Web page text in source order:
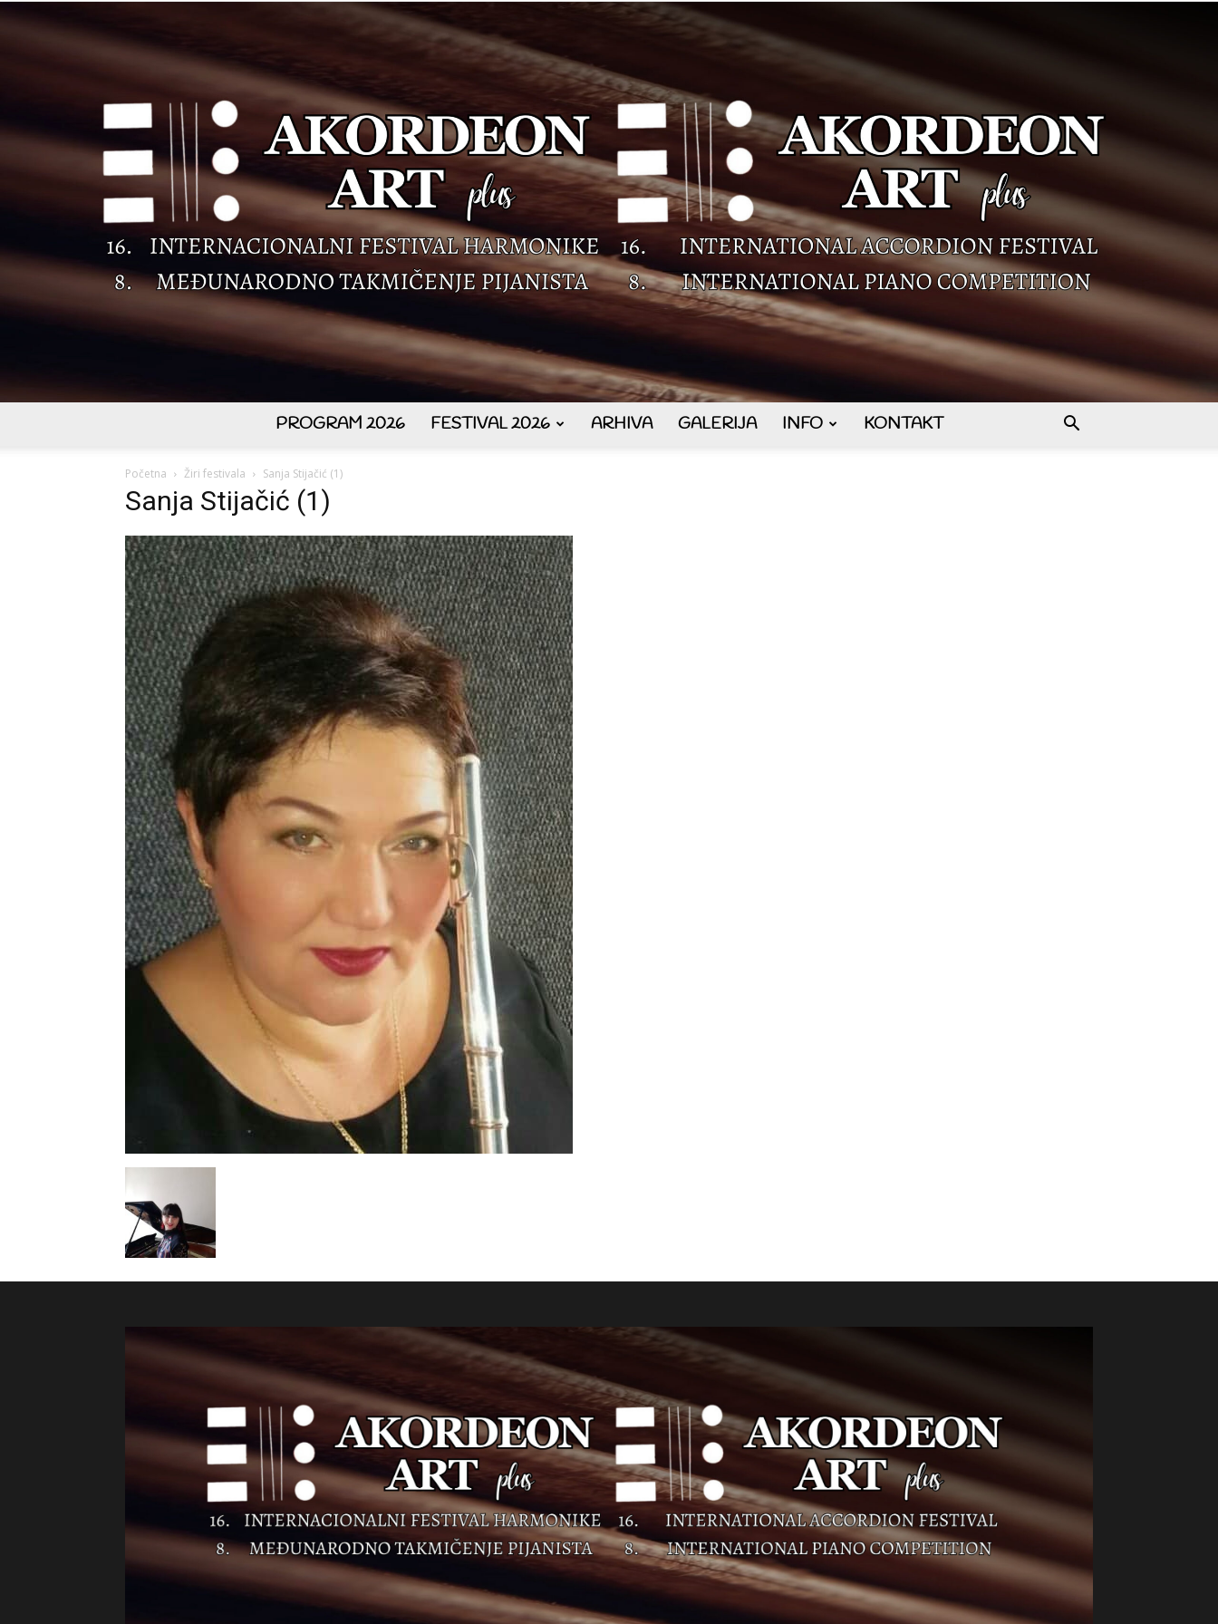
PROGRAM 2026 FESTIVAL 2026 ARHIVA GALERIJA INFO KONTAKT
Početna Žiri festivala Sanja Stijačić (1)
Sanja Stijačić (1)